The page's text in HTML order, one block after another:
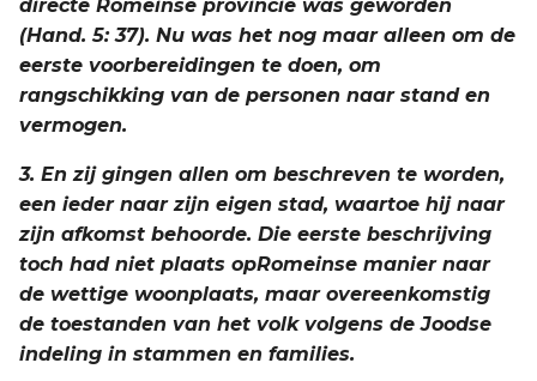
directe Romeinse provincie was geworden
(Hand. 5: 37). Nu was het nog maar alleen om de
eerste voorbereidingen te doen, om
rangschikking van de personen naar stand en
vermogen.
3. En zij gingen allen om beschreven te worden,
een ieder naar zijn eigen stad, waartoe hij naar
zijn afkomst behoorde. Die eerste beschrijving
toch had niet plaats opRomeinse manier naar
de wettige woonplaats, maar overeenkomstig
de toestanden van het volk volgens de Joodse
indeling in stammen en families.